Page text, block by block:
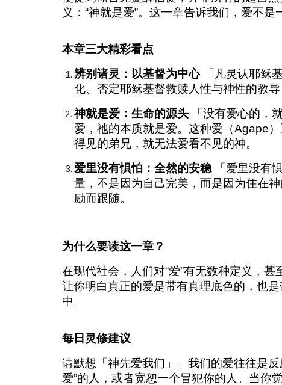
义：“神就是爱”。这一章告诉我们，爱不
本章三大精彩看点
辨别诸灵：以基督为中心「凡灵认耶稣
化、否定耶稣基督救赎人性与神性的教
神就是爱：生命的源头「没有爱心的，
爱，祂的本质就是爱。这种爱（Agape
得见的弟兄，就无法爱看不见的神。
爱里没有惧怕：全然的安稳「爱里没有
量，不是因为自己完美，而是因为住在
励而跟随。
为什么要读这一章？
在现代社会，人们对“爱”有无数种定义，
让你明白真正的爱是带有真理底色的，也
中。
每日灵修建议
请默想「神先爱我们」。我们的爱往往是
爱”的人，或者宽恕一个冒犯你的人。当你